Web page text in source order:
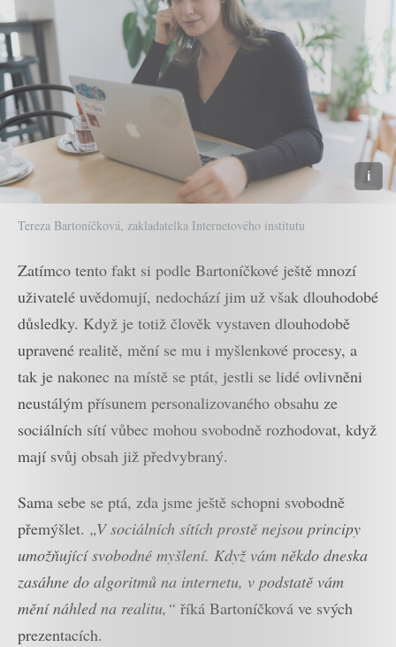
Tereza Bartoníčková, zakladatelka Internetového institutu
Zatímco tento fakt si podle Bartoníčkové ještě mnozí
uživatelé uvědomují, nedochází jim už však dlouhodobé
důsledky. Když je totiž člověk vystaven dlouhodobě
upravené realitě, mění se mu i myšlenkové procesy, a
tak je nakonec na místě se ptát, jestli se lidé ovlivněni
neustálým přísunem personalizovaného obsahu ze
sociálních sítí vůbec mohou svobodně rozhodovat, když
mají svůj obsah již předvybraný.
Sama sebe se ptá, zda jsme ještě schopni svobodně
přemýšlet. „V sociálních sítích prostě nejsou principy
umožňující svobodné myšlení. Když vám někdo dneska
zasáhne do algoritmů na internetu, v podstatě vám
mění náhled na realitu,“ říká Bartoníčková ve svých
prezentacích.